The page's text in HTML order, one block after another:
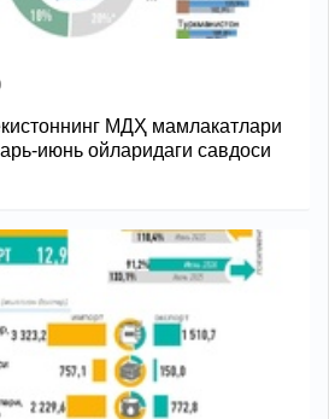
МДҲ мамлакатлари
июнь ойларидаги савдоси